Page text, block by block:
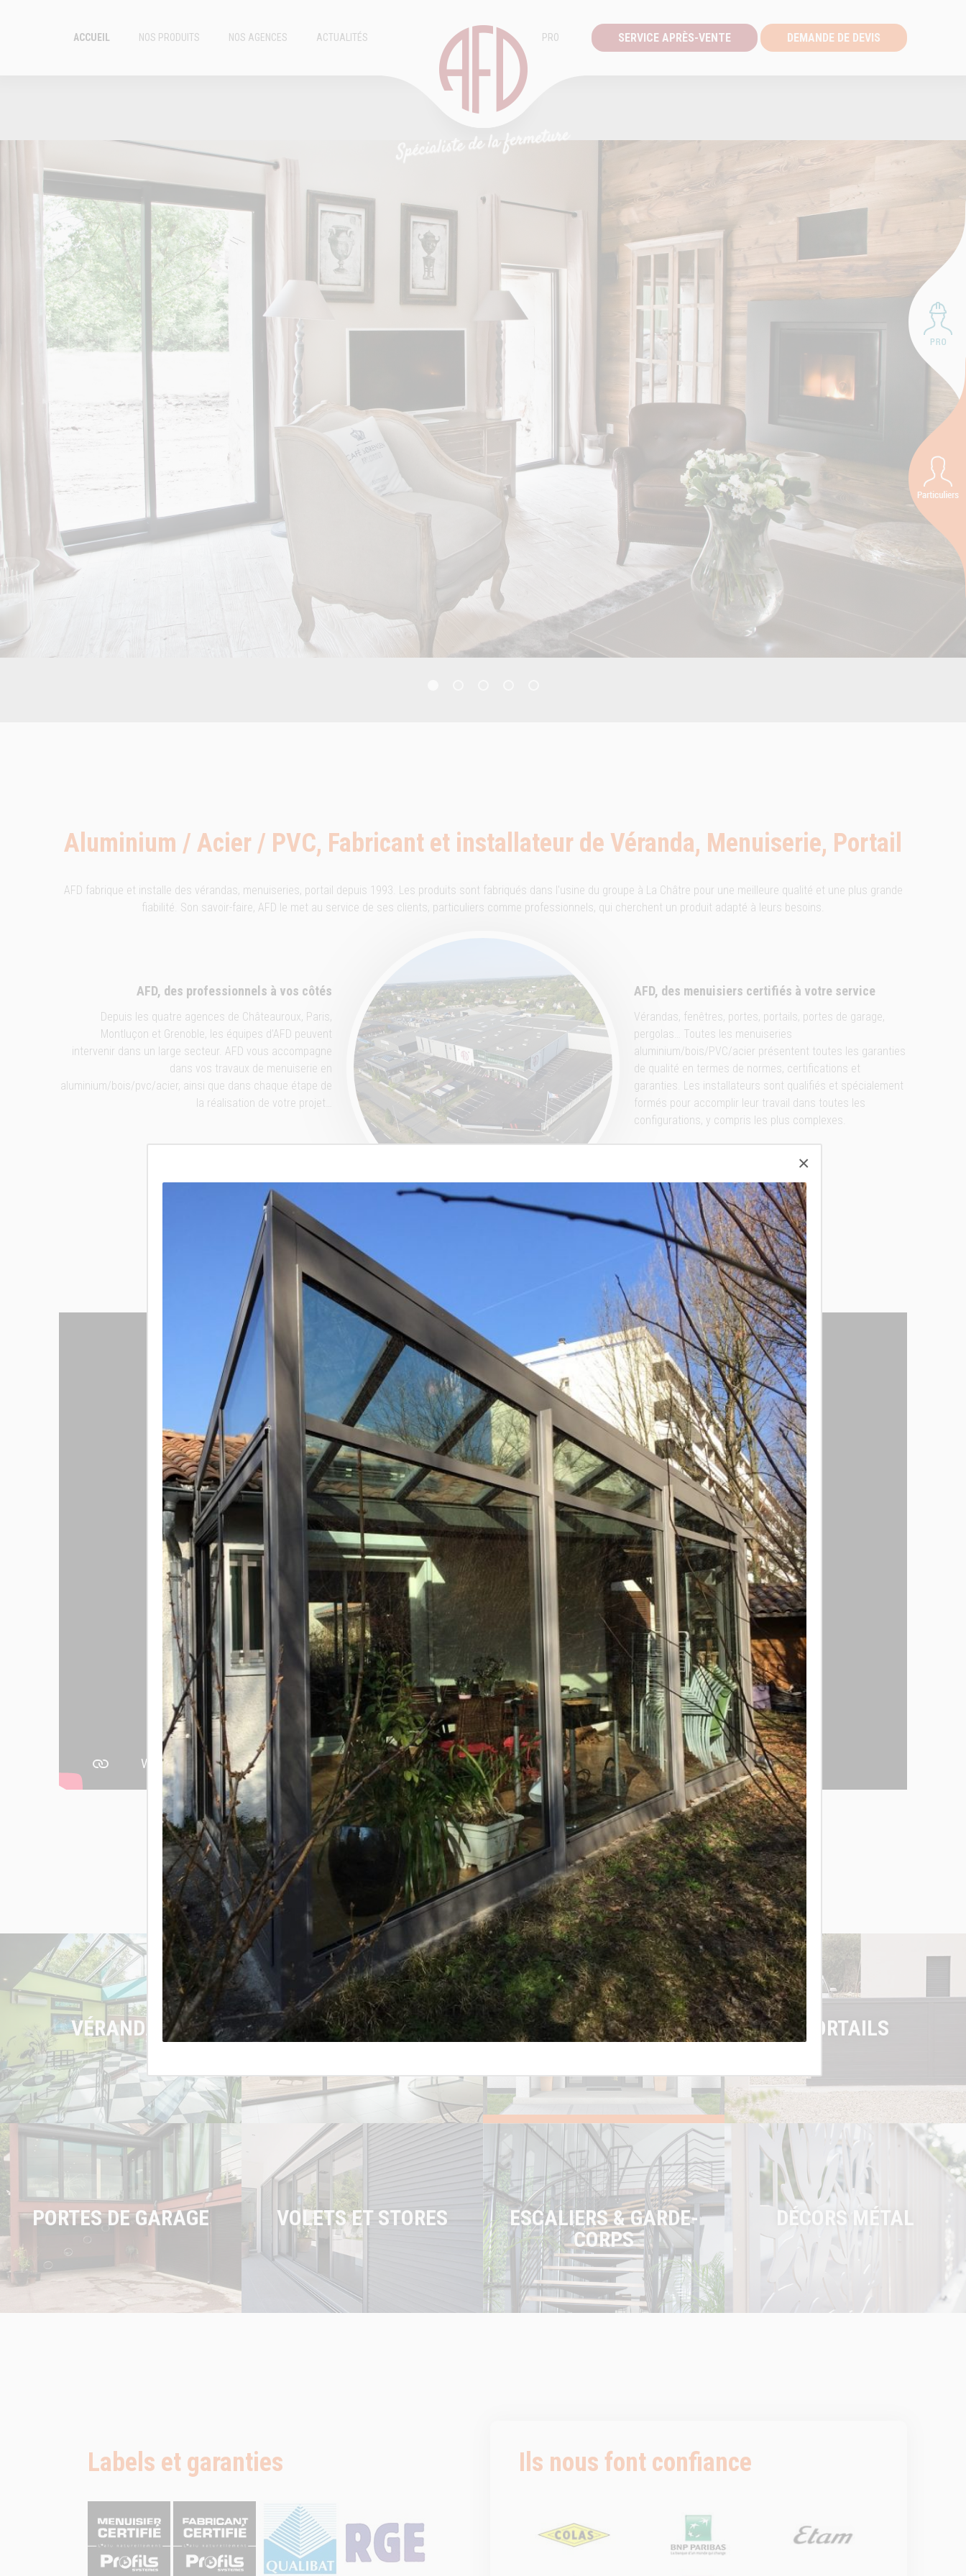
ACCUEIL NOS PRODUITS NOS AGENCES ACTUALITÉS PRO SERVICE APRÈS-VENTE DEMANDE DE DEVIS
Aluminium / Acier / PVC, Fabricant et installateur de Véranda, Menuiserie, Portail
AFD fabrique et installe des vérandas, menuiseries, portail depuis 1993. Les produits sont fabriqués dans l'usine du groupe à La Châtre pour une meilleure qualité et une plus grande
fiabilité. Son savoir-faire, AFD le met au service de ses clients, particuliers comme professionnels, qui cherchent un produit adapté à leurs besoins.
AFD, des professionnels à vos côtés
Depuis les quatre agences de Châteauroux, Paris,
Montluçon et Grenoble, les équipes d’AFD peuvent
intervenir dans un large secteur. AFD vous accompagne
dans vos travaux de menuiserie en
aluminium/bois/pvc/acier, ainsi que dans chaque étape de
la réalisation de votre projet…
AFD, des menuisiers certifiés à votre service
Vérandas, fenêtres, portes, portails, portes de garage,
pergolas… Toutes les menuiseries
aluminium/bois/PVC/acier présentent toutes les garanties
de qualité en termes de normes, certifications et
garanties. Les installateurs sont qualifiés et spécialement
formés pour accomplir leur travail dans toutes les
configurations, y compris les plus complexes.
VÉRANDAS FENÊTRES PORTES PORTAILS
PORTES DE GARAGE VOLETS ET STORES
ESCALIERS & GARDE-
CORPS
DÉCORS MÉTAL
Labels et garanties Ils nous font confiance